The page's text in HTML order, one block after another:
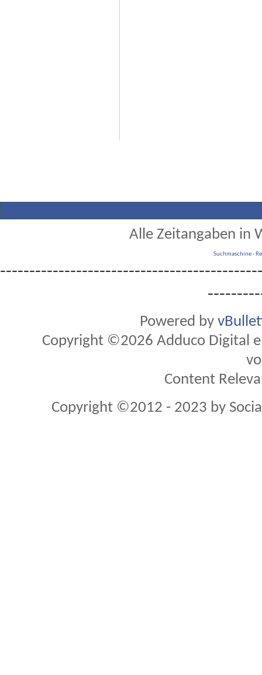
Alle Zeitangaben in
Suchmaschine-
Powered by
Copyright ©2026 Adduco Digital
Content
Copyright ©2012 - 2023 by